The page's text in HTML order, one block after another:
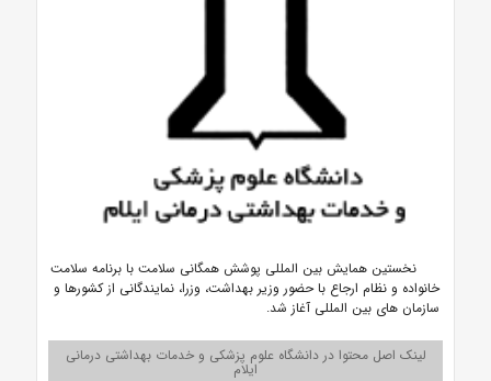
نخستین همایش بین المللی پوشش همگانی سلامت با برنامه سلامت
خانواده و نظام ارجاع با حضور وزیر بهداشت، وزرا، نمایندگانی از کشورها و
سازمان های بین المللی آغاز شد.
لینک اصل محتوا در دانشگاه علوم پزشکی و خدمات بهداشتی درمانی
ایلام